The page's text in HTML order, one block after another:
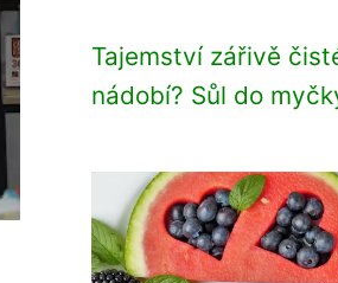
Tajemství zářivě
nádobí? Sůl do